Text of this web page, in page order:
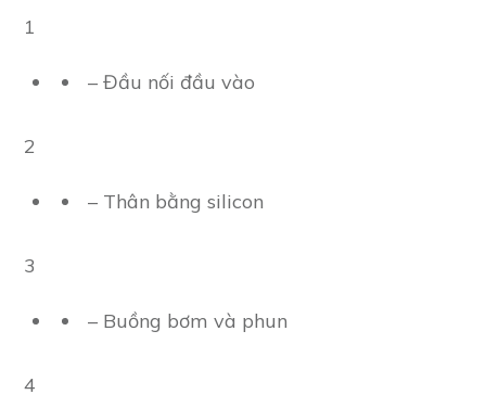
1
– Đầu nối đầu vào
2
– Thân bằng silicon
3
– Buồng bơm và phun
4